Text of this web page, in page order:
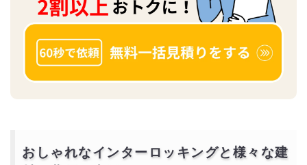
おしゃれなインターロッキングと様々な建